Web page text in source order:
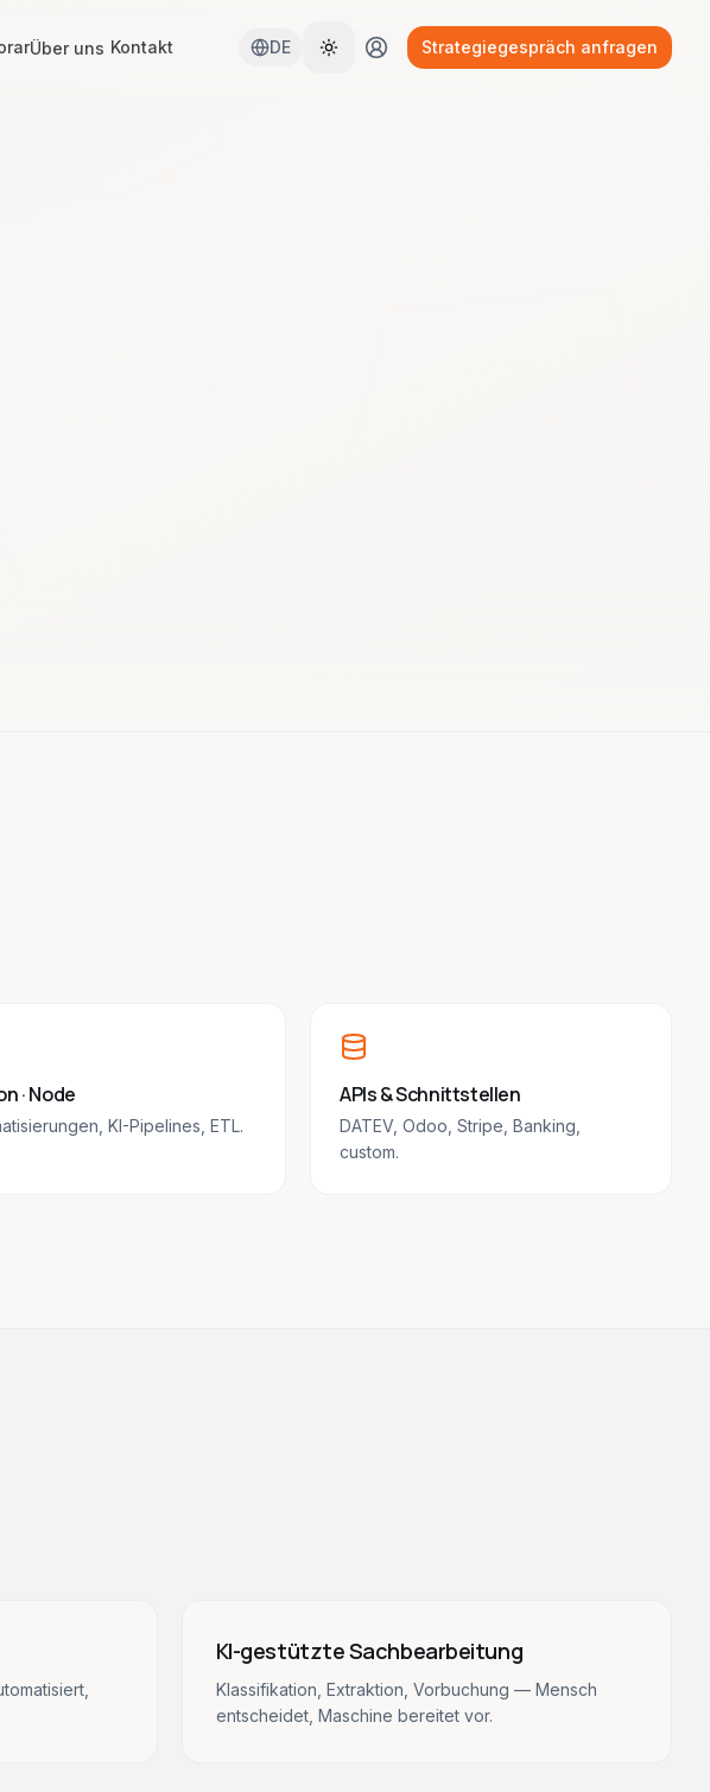
Über uns Kontakt DE Strategiegespräch anfragen
· Node
KI-Pipelines, ETL.
APIs & Schnittstellen
DATEV, Odoo, Stripe, Banking,
custom.
KI-gestützte Sachbearbeitung
Klassifikation, Extraktion, Vorbuchung — Mensch
entscheidet, Maschine bereitet vor.